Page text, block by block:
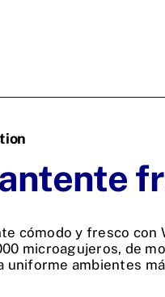
cómodo y fresco con
microagujeros, de
uniforme ambientes